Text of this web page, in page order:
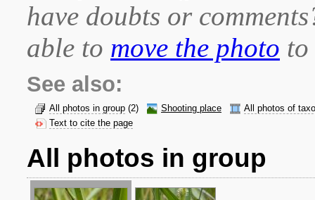
have doubts or
able to move the photo
See also:
All photos in group (2) Shooting place
All photos of
Text to cite the page
All photos in group